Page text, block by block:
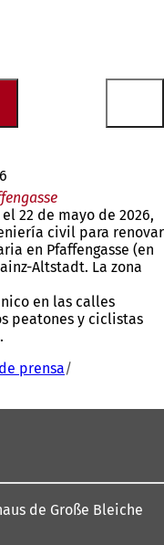
22 de mayo de 2026,
civil para renovar
en Pfaffengasse (en
Altstadt. La zona
en las calles
peatones y ciclistas
prensa
de Große Bleiche